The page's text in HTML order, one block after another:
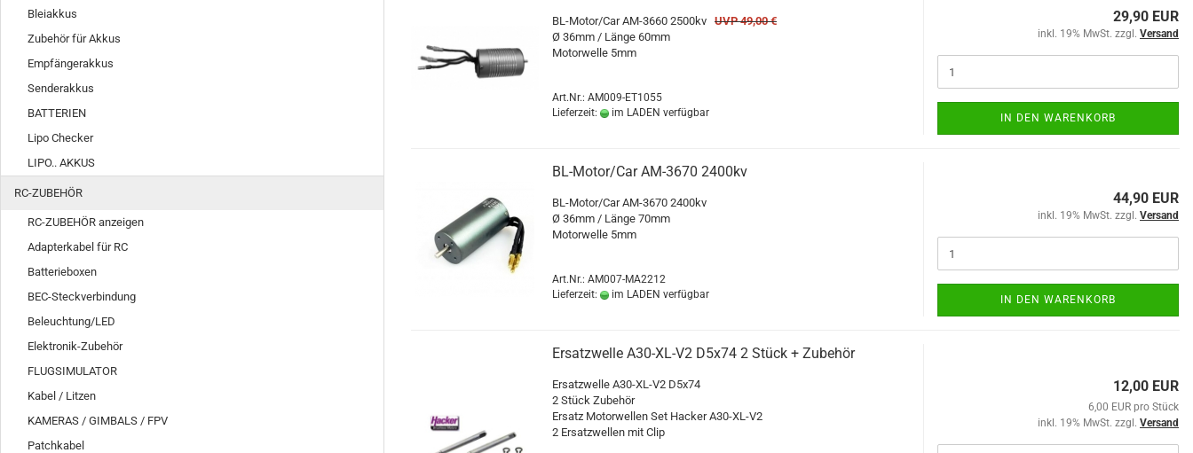
BL-Motor/Car AM-3660 2500kv UVP 49,00 €
Ø 36mm / Länge 60mm
Motorwelle 5mm
Art.Nr.: AM009-ET1055
Lieferzeit:
im LADEN verfügbar
29,90 EUR
inkl. 19% MwSt. zzgl. Versand
IN DEN WARENKORB
BL-Motor/Car AM-3670 2400kv
BL-Motor/Car AM-3670 2400kv
Ø 36mm / Länge 70mm
Motorwelle 5mm
Art.Nr.: AM007-MA2212
Lieferzeit:
im LADEN verfügbar
44,90 EUR
inkl. 19% MwSt. zzgl. Versand
IN DEN WARENKORB
Ersatzwelle A30-XL-V2 D5x74 2 Stück + Zubehör
Ersatzwelle A30-XL-V2 D5x74
2 Stück Zubehör
Ersatz Motorwellen Set Hacker A30-XL-V2
2 Ersatzwellen mit Clip
12,00 EUR
6,00 EUR pro Stück
inkl. 19% MwSt. zzgl. Versand
Bleiakkus
Zubehör für Akkus
Empfängerakkus
Senderakkus
BATTERIEN
Lipo Checker
LIPO.. AKKUS
RC-ZUBEHÖR
RC-ZUBEHÖR anzeigen
Adapterkabel für RC
Batterieboxen
BEC-Steckverbindung
Beleuchtung/LED
Elektronik-Zubehör
FLUGSIMULATOR
Kabel / Litzen
KAMERAS / GIMBALS / FPV
Patchkabel